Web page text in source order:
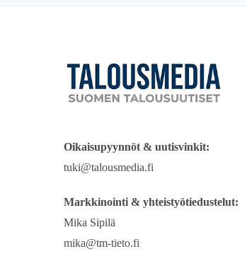
Oikaisupyynnöt & uutisvinkit:
tuki@talousmedia.fi
Markkinointi & yhteistyötiedustelut:
Mika Sipilä
mika@tm-tieto.fi